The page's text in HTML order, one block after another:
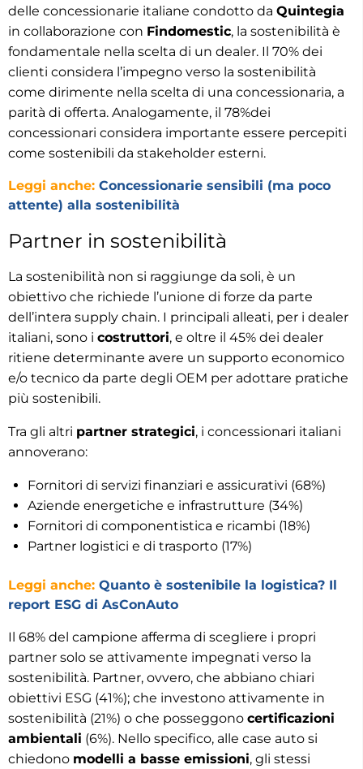
delle concessionarie italiane condotto da Quintegia
in collaborazione con Findomestic, la sostenibilità è
fondamentale nella scelta di un dealer. Il 70% dei
clienti considera l’impegno verso la sostenibilità
come dirimente nella scelta di una concessionaria, a
parità di offerta. Analogamente, il 78%dei
concessionari considera importante essere percepiti
come sostenibili da stakeholder esterni.
Leggi anche: Concessionarie sensibili (ma poco
attente) alla sostenibilità
Partner in sostenibilità
La sostenibilità non si raggiunge da soli, è un
obiettivo che richiede l’unione di forze da parte
dell’intera supply chain. I principali alleati, per i dealer
italiani, sono i costruttori, e oltre il 45% dei dealer
ritiene determinante avere un supporto economico
e/o tecnico da parte degli OEM per adottare pratiche
più sostenibili.
Tra gli altri partner strategici, i concessionari italiani
annoverano:
Fornitori di servizi finanziari e assicurativi (68%)
Aziende energetiche e infrastrutture (34%)
Fornitori di componentistica e ricambi (18%)
Partner logistici e di trasporto (17%)
Leggi anche: Quanto è sostenibile la logistica? Il
report ESG di AsConAuto
Il 68% del campione afferma di scegliere i propri
partner solo se attivamente impegnati verso la
sostenibilità. Partner, ovvero, che abbiano chiari
obiettivi ESG (41%); che investono attivamente in
sostenibilità (21%) o che posseggono certificazioni
ambientali (6%). Nello specifico, alle case auto si
chiedono modelli a basse emissioni, gli stessi